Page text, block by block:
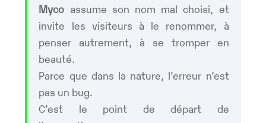
Myco assume son nom mal choisi, et
invite les visiteurs à le renommer, à
penser autrement, à se tromper en
beauté.
Parce que dans la nature, l’erreur n’est
pas un bug.
C’est le point de départ de